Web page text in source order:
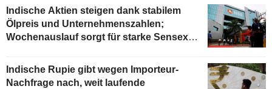
Indische Aktien steigen dank stabilem
Ölpreis und Unternehmenszahlen;
Wochenauslauf sorgt für starke Sensex-
Indische Rupie gibt wegen Importeur-
Nachfrage nach, weit laufende